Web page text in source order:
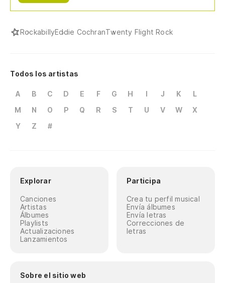
RockabillyEddie CochranTwenty Flight Rock
Todos los artistas
A B C D E F G H I J K
L
M
N O P Q R S T U V W
X
Y
Z #
Explorar
Canciones
Artistas
Álbumes
Playlists
Actualizaciones
Lanzamientos
Participa
Crea tu perfil musical
Envía álbumes
Envía letras
Correcciones de
letras
Sobre el sitio web